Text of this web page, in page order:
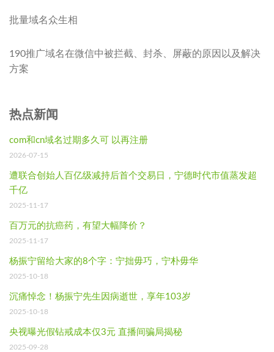
批量域名众生相
190推广域名在微信中被拦截、封杀、屏蔽的原因以及解决
方案
热点新闻
com和cn域名过期多久可 以再注册
2026-07-15
遭联合创始人百亿级减持后首个交易日，宁德时代市值蒸发超
千亿
2025-11-17
百万元的抗癌药，有望大幅降价？
2025-11-17
杨振宁留给大家的8个字：宁拙毋巧，宁朴毋华
2025-10-18
沉痛悼念！杨振宁先生因病逝世，享年103岁
2025-10-18
央视曝光假钻戒成本仅3元 直播间骗局揭秘
2025-09-28